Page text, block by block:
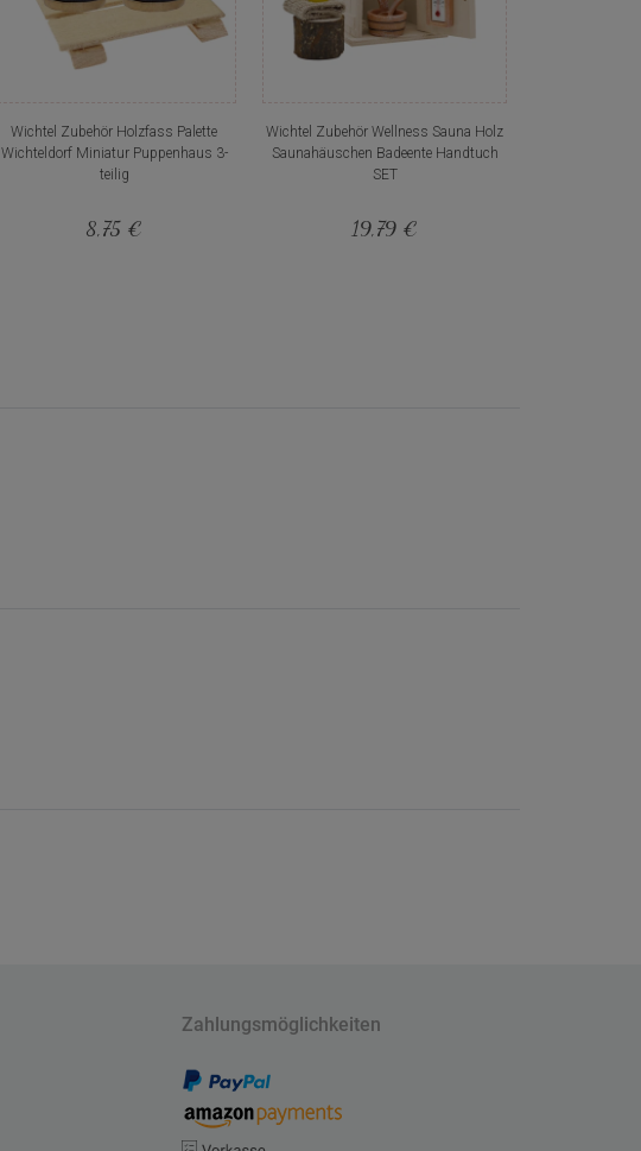
Wichtel Zubehör Holzfass Palette
Wichteldorf Miniatur Puppenhaus 3-
teilig
8,75 €
Wichtel Zubehör Wellness Sauna Holz
Saunahäuschen Badeente Handtuch
SET
19,79 €
Zahlungsmöglichkeiten